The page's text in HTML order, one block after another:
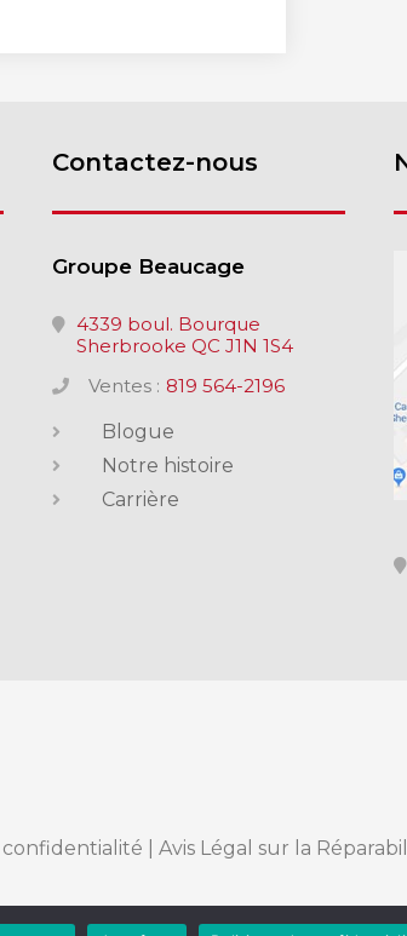
Contactez-nous
Groupe Beaucage
4339 boul. Bourque
Sherbrooke QC J1N 1S4
Ventes : 819 564-2196
Blogue
Notre histoire
Carrière
|Avis Légal sur la